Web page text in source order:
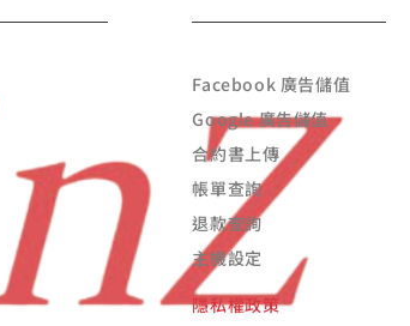
Facebook 廣告儲值
Google 廣告儲值
合約書上傳
帳單查詢
退款查詢
主機設定
隱私權政策